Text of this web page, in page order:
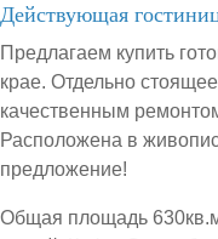
Действующая
Предлагаем купить
крае. Отдельно
качественным
Расположена в
предложение!
Общая площадь